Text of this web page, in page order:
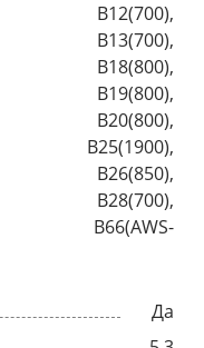
B12(700),
B13(700),
B18(800),
B19(800),
B20(800),
B25(1900),
B26(850),
B28(700),
B66(AWS-
Да